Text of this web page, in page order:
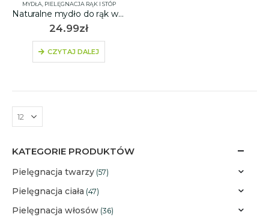
MYDŁA, PIELĘGNACJA RĄK I STÓP
Naturalne mydło do rąk w płynie JAGODY GOJI i WIŚNIA 500ml – YOPE
24.99zł
CZYTAJ DALEJ
KATEGORIE PRODUKTÓW
Pielęgnacja twarzy (57)
Pielęgnacja ciała (47)
Pielęgnacja włosów (36)